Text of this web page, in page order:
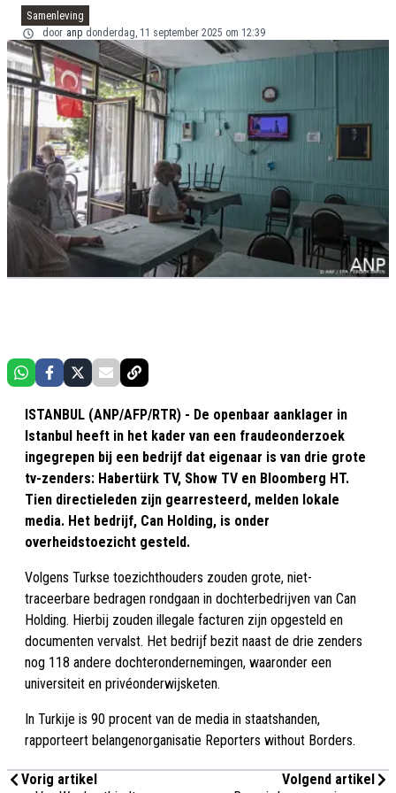
Samenleving
door anp donderdag, 11 september 2025 om 12:39
ISTANBUL (ANP/AFP/RTR) - De openbaar aanklager in
Istanbul heeft in het kader van een fraudeonderzoek
ingegrepen bij een bedrijf dat eigenaar is van drie grote
tv-zenders: Habertürk TV, Show TV en Bloomberg HT.
Tien directieleden zijn gearresteerd, melden lokale
media. Het bedrijf, Can Holding, is onder
overheidstoezicht gesteld.
Volgens Turkse toezichthouders zouden grote, niet-
traceerbare bedragen rondgaan in dochterbedrijven van Can
Holding. Hierbij zouden illegale facturen zijn opgesteld en
documenten vervalst. Het bedrijf bezit naast de drie zenders
nog 118 andere dochterondernemingen, waaronder een
universiteit en privéonderwijsketen.
In Turkije is 90 procent van de media in staatshanden,
rapporteert belangenorganisatie Reporters without Borders.
Vorig artikel
Volgend artikel